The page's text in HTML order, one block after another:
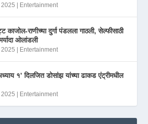
2025 | Entertainment
काजोल-राणीच्या दुर्गा पंडलला गाठली, सेल्फीसाठी
ओलांडली
2025 | Entertainment
१’ दिलजित डोसांझ यांच्या ढाकड एंट्रीमधील
2025 | Entertainment